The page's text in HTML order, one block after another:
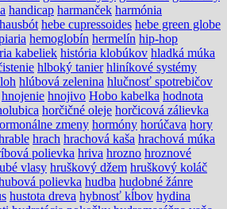
handicap harmanček harmónia
hausbót hebe cupressoides hebe green globe
hemoglobín hermelín hip-hop
kabeliek história klobúkov hladká múka
hlboký tanier hliníkové systémy
hlúbová zelenina hlučnosť spotrebičov
hnojenie hnojivo Hobo kabelka hodnota
horčičné oleje horčicová zálievka
zmeny hormóny horúčava hory
hrach hrachová kaša hrachová múka
polievka hriva hrozno hroznové
vlasy hruškový džem hruškový koláč
polievka hudba hudobné žánre
hustota dreva hybnosť kĺbov hydina